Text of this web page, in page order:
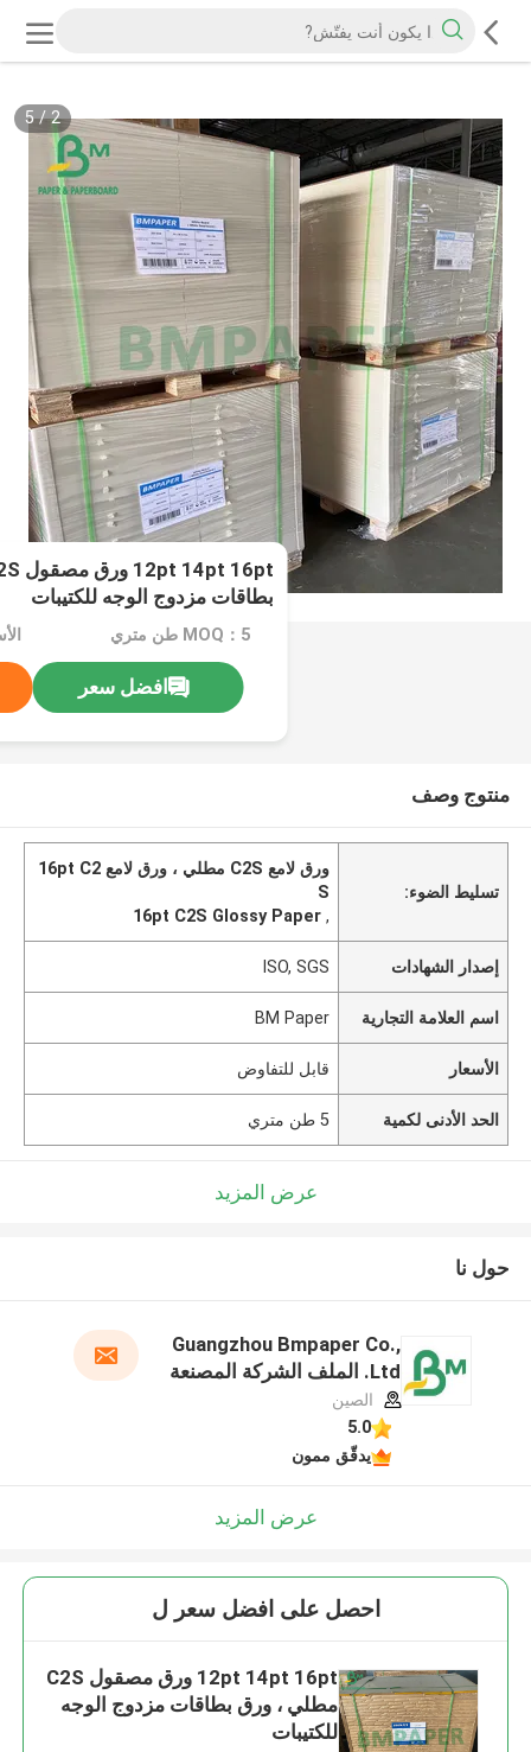
2
/
5
بطاقات مزدوج الوجه للكتيبات
MOQ：5 طن متري
افضل سعر
منتوج وصف
تسليط الضوء:
ورق لامع C2S مطلي ، ورق لامع 16pt C2
S
,
16pt C2S Glossy Paper
إصدار الشهادات ISO, SGS
اسم العلامة التجارية BM Paper
الأسعار قابل للتفاوض
الحد الأدنى لكمية 5 طن متري
عرض المزيد
حول نا
Guangzhou Bmpaper Co.,
Ltd. الملف الشركة المصنعة
الصين
5.0
يدقّق ممون
عرض المزيد
احصل على افضل سعر ل
12pt 14pt 16pt ورق مصقول C2S
مطلي ، ورق بطاقات مزدوج الوجه
للكتيبات